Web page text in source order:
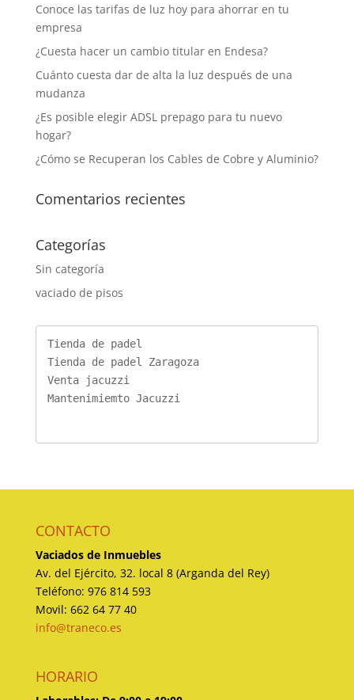
Conoce las tarifas de luz hoy para ahorrar en tu
empresa
¿Cuesta hacer un cambio titular en Endesa?
Cuánto cuesta dar de alta la luz después de una
mudanza
¿Es posible elegir ADSL prepago para tu nuevo
hogar?
¿Cómo se Recuperan los Cables de Cobre y Aluminio?
Comentarios recientes
Categorías
Sin categoría
vaciado de pisos
Tienda de padel
Tienda de padel Zaragoza
Venta jacuzzi
Mantenimiemto Jacuzzi
CONTACTO
Vaciados de Inmuebles
Av. del Ejército, 32. local 8 (Arganda del Rey)
Teléfono: 976 814 593
Movil: 662 64 77 40
info@traneco.es
HORARIO